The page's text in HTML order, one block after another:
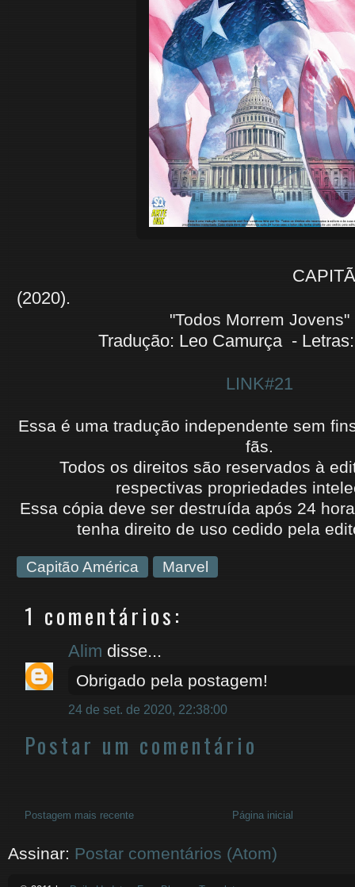
(2020).
"Todos Morrem Jovens"
Tradução: Leo Camurça -
LINK#21
Essa é uma tradução independente sem
fãs.
Todos os direitos são reservados à
respectivas propriedades
Essa cópia deve ser destruída após 24
tenha direito de uso cedido pela
Capitão América Marvel
1 comentários:
Alim disse...
Obrigado pela postagem!
24 de set. de 2020, 22:38:00
Postar um comentário
Postagem mais recente Página inicial
Assinar: Postar comentários (Atom)